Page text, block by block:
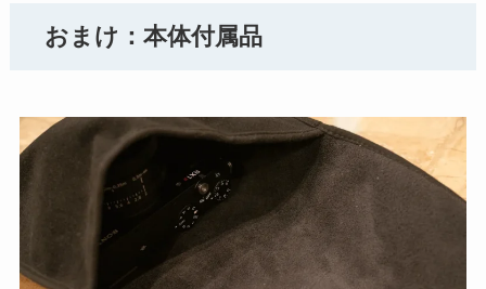
おまけ：本体付属品